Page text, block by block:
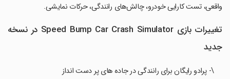
واقعی، تست کارایی خودرو، چالش‌های رانندگی، حرکات نمایشی.
تغییرات بازی Speed Bump Car Crash Simulator در نسخه
جدید
\- پرادو رایگان برای رانندگی در جاده های پر دست انداز